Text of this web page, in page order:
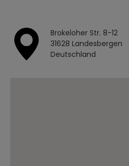
Brokeloher Str. 8-12
31628 Landesbergen
Deutschland